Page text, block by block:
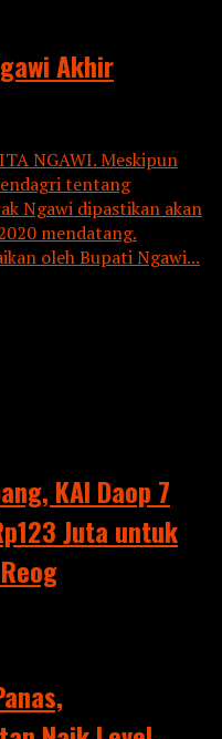
Akhir
NGAWI. Meskipun
tentang
Ngawi dipastikan akan
mendatang.
oleh Bupati Ngawi...
KAI Daop 7
Juta untuk